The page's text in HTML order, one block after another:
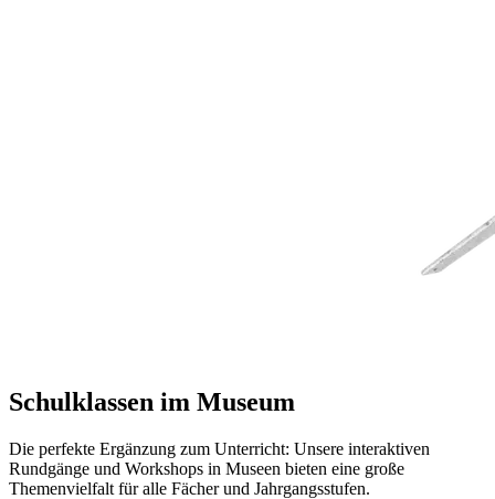
Schulklassen im Museum
Die perfekte Ergänzung zum Unterricht: Unsere interaktiven
Rundgänge und Workshops in Museen bieten eine große
Themenvielfalt für alle Fächer und Jahrgangsstufen.